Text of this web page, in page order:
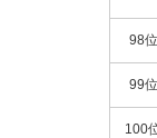
98位
99位
100